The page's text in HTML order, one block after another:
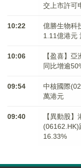
交上市許可
10:22
億勝生物科
1.11億港元
10:06
【盈喜】
同比增逾
09:54
中核國際
萬港元
09:40
【異動股
(06162.HK)
16.33%